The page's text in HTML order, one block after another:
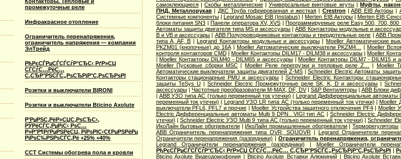
промежуточные реле
Инфракрасное отопление
Ограничитель перенапряжения,
ограничитель напряжения — компании
ЭлТрейд
РђРєСЃРµСЃСЃСѓР°СЂС‹ РґР»СЏ
СЃСѓС…РёС…
С‚СЂР°РЅСЃС„РѕСЂРјР°С‚РѕСЂРѕРІ
Розетки и выключатели BIRONI
Розетки и выключатели Bticino Axolute
Р’РµРЅС‚РёР»СЏС‚РѕСЂС‹,
РЎРёСЃС‚РµРјС‹ РѕС…
Р»Р°Р¶РґРµРЅРёСЏ, РїРѕРІС‹С€РµРЅРёРµ
РјРѕС‰РЅРѕСЃС‚Рё +25% +40%
ССТ Системы обогрева пола и кровли
самоклеющиеся|Скобы металлические|Универсальные винтовые жгуты|Муфты,
ПНД, Металлорукав| ДКС Труба гофрированная и жесткая| Crestron |ABB EIB Акторы|
Системные компоненты| Legrand Mosaic ЕIB (Instabus) |Merten EIB Акторы| Merten EIB
блоки питания SN3 |Панели оператора XV, XVS |Программируемые реле Easy 500, 700, 800
Автоматы защиты двигателя типа MS и аксессуары |ABB Контакторы модульные и
B и VB и аксессуары | ABB Полупроводниковые контакторы и твердотельные реле | ABB
типа A, AF, B |Legrand Контакторы модульные и аксессуары| Moeller Автоматические
PKZM01 (кнопочные) до 16А| Moeller Автоматические выключатели PKZM4… | Moeller
контроля контакторов CMD| Moeller Контакторы DILM17 - DILM38 и аксессуары |Moeller
|Moeller Контакторы DILM40 - DILM65 и аксессуары|Moeller Контакторы DILM7 - DILM15 и
Moeller Пусковые сборки MSC | Moeller Реле перегрузки и тепловые реле Z… | Moeller
Автоматические выключатели защиты двигателей Z-MS|Schneider Electric Автоматы
Контакторы стационарные PMU и аксессуары | Schneider Electric Контакторы
защиты TeSys U|Schneider Electric Промежуточные реле SK, K, D и аксессуары |
аксессуары| Частотные преобразователи M-MAX, DF, DV| S&P Вентиляторы| ABB Блоки
| ABB УЗО типа АС (только переменный ток утечки) | Legrand Дифференциальные автоматы
переменный ток утечки) | Legrand УЗО LR типа АС (только переменный ток утечки) |Moeller
выключатели PFL6, PFL7 и прочие |Moeller Устройства защитного отключения PF4| Moeller
Electric Дифференциальные автоматы Multi 9 DPN.. VIGI тип AС | Schneider Electric
утечки) | Schneider Electric УЗО Multi 9 типа АС (только переменный ток утечки) |Schneider
ИкоЛайн бытовые обогреватели|ИкоЛайн промышленные обогреватели|Терморегуляторы
ABB Ограничитель перенапряжения типа OVR, SOUOVR | Legrand Ограничители
Ограничители перенапряжения (разрядники) | Ограничитель перенапряжения,
Legrand Ограничители перенапряжения (разрядники) | Moeller Ограничители
РђРєСЃРµСЃСЃСѓР°СЂС‹ РґР»СЏ СЃСѓС…РёС… С‚СЂР°РЅСЃС„РѕСЂРјР°С‚РѕСЂРѕРІ |
Bticino Axolute Видеодомофония|Bticino Axolute Вставки Алюминий| Bticino Axolute